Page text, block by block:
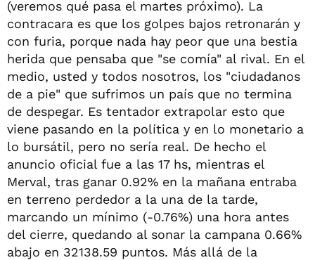
(veremos qué pasa el martes próximo). La
contracara es que los golpes bajos retronarán y
con furia, porque nada hay peor que una bestia
herida que pensaba que "se comía" al rival. En el
medio, usted y todos nosotros, los "ciudadanos
de a pie" que sufrimos un país que no termina
de despegar. Es tentador extrapolar esto que
viene pasando en la política y en lo monetario a
lo bursátil, pero no sería real. De hecho el
anuncio oficial fue a las 17 hs, mientras el
Merval, tras ganar 0.92% en la mañana entraba
en terreno perdedor a la una de la tarde,
marcando un mínimo (-0.76%) una hora antes
del cierre, quedando al sonar la campana 0.66%
abajo en 32138.59 puntos. Más allá de la